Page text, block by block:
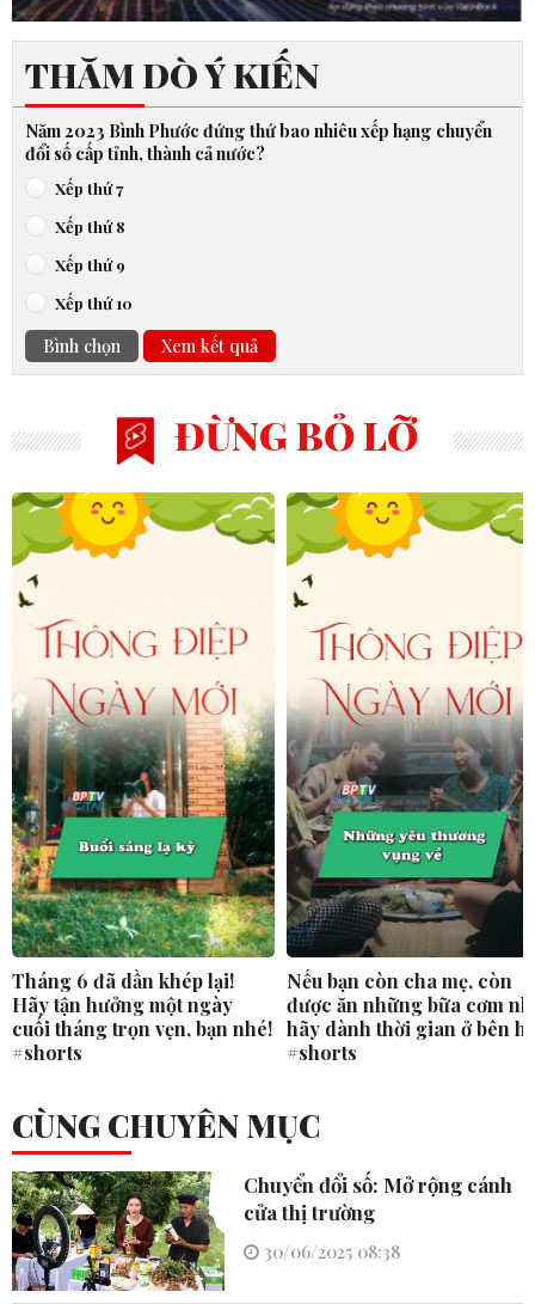
THĂM DÒ Ý KIẾN
Năm 2023 Bình Phước đứng thứ bao nhiêu xếp hạng chuyển
đổi số cấp tỉnh, thành cả nước?
Xếp thứ 7
Xếp thứ 8
Xếp thứ 9
Xếp thứ 10
Bình chọn Xem kết quả
ĐỪNG BỎ LỠ
Tháng 6 đã dần khép lại!
Hãy tận hưởng một ngày
cuối tháng trọn vẹn, bạn nhé!
#shorts
Nếu bạn còn cha mẹ, còn
được ăn những bữa cơm
hãy dành thời gian ở bên
#shorts
CÙNG CHUYÊN MỤC
Chuyển đổi số: Mở rộng cánh
cửa thị trường
30/06/2025 08:38